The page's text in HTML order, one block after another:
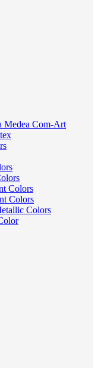
Medea Com-Art
Colors
Colors
Colors